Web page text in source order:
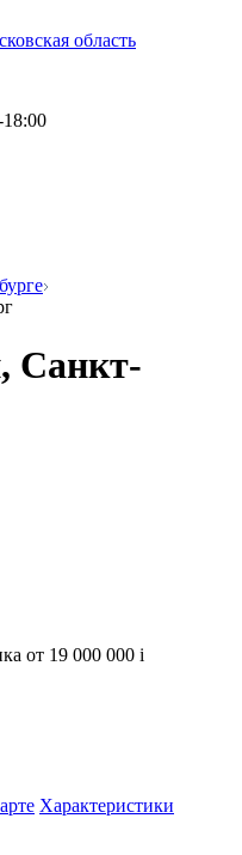
область
Санкт-
от 19 000 000 i
Характеристики